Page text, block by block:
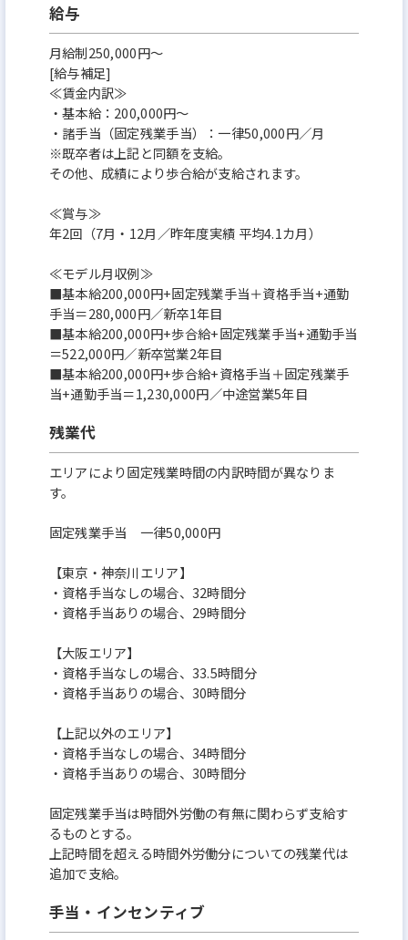
給与
月給制250,000円～
[給与補足]
≪賃金内訳≫
・基本給：200,000円～
・諸手当（固定残業手当）：一律50,000円／月
※既卒者は上記と同額を支給。
その他、成績により歩合給が支給されます。
≪賞与≫
年2回（7月・12月／昨年度実績 平均4.1カ月）
≪モデル月収例≫
■基本給200,000円+固定残業手当＋資格手当+通勤
手当＝280,000円／新卒1年目
■基本給200,000円+歩合給+固定残業手当+通勤手当
＝522,000円／新卒営業2年目
■基本給200,000円+歩合給+資格手当＋固定残業手
当+通勤手当＝1,230,000円／中途営業5年目
残業代
エリアにより固定残業時間の内訳時間が異なりま
す。
固定残業手当 一律50,000円
【東京・神奈川エリア】
・資格手当なしの場合、32時間分
・資格手当ありの場合、29時間分
【大阪エリア】
・資格手当なしの場合、33.5時間分
・資格手当ありの場合、30時間分
【上記以外のエリア】
・資格手当なしの場合、34時間分
・資格手当ありの場合、30時間分
固定残業手当は時間外労働の有無に関わらず支給す
るものとする。
上記時間を超える時間外労働分についての残業代は
追加で支給。
手当・インセンティブ